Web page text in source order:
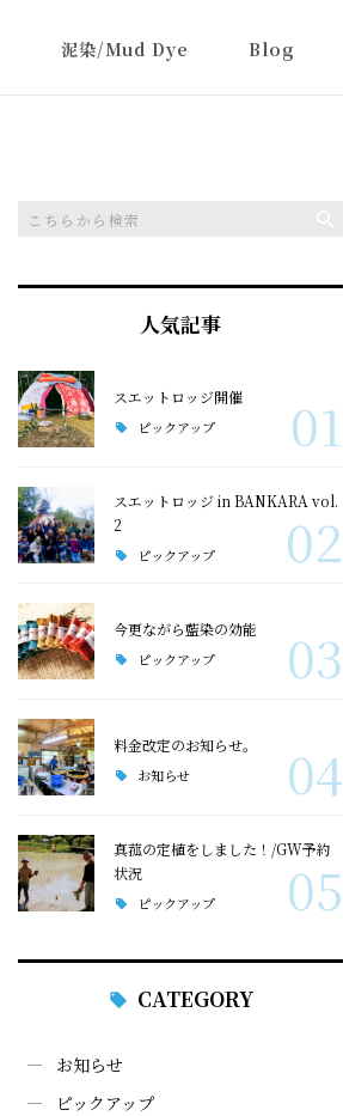
泥染/Mud Dye Blog
人気記事
スエットロッジ開催
ピックアップ 01
スエットロッジ in BANKARA vol.
2
ピックアップ 02
今更ながら藍染の効能
ピックアップ 03
料金改定のお知らせ。
お知らせ 04
真菰の定植をしました！/GW予約
状況
ピックアップ 05
CATEGORY
お知らせ
ピックアップ